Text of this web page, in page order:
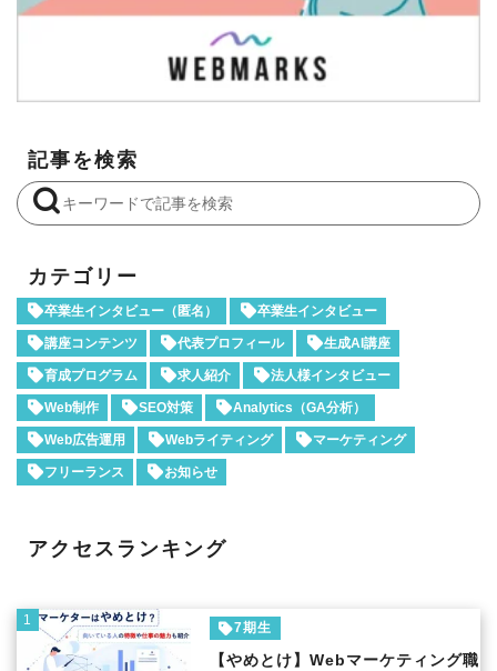
記事を検索
カテゴリー
卒業生インタビュー（匿名） 卒業生インタビュー
講座コンテンツ 代表プロフィール 生成AI講座
育成プログラム 求人紹介 法人様インタビュー
Web制作 SEO対策 Analytics（GA分析）
Web広告運用 Webライティング マーケティング
フリーランス お知らせ
アクセスランキング
1
7期生
【やめとけ】Webマーケティング職